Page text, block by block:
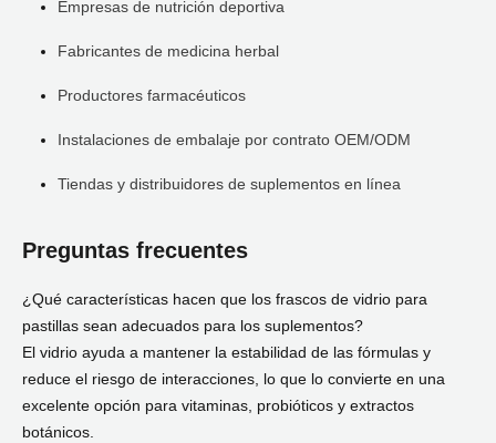
Empresas de nutrición deportiva
Fabricantes de medicina herbal
Productores farmacéuticos
Instalaciones de embalaje por contrato OEM/ODM
Tiendas y distribuidores de suplementos en línea
Preguntas frecuentes
¿Qué características hacen que los frascos de vidrio para
pastillas sean adecuados para los suplementos?
El vidrio ayuda a mantener la estabilidad de las fórmulas y
reduce el riesgo de interacciones, lo que lo convierte en una
excelente opción para vitaminas, probióticos y extractos
botánicos.